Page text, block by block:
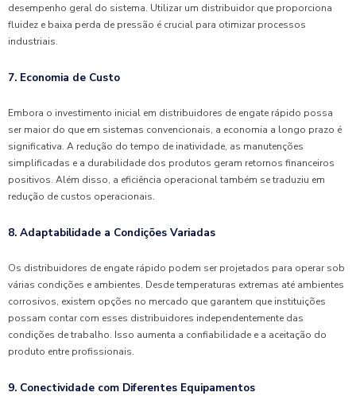
desempenho geral do sistema. Utilizar um distribuidor que proporciona
fluidez e baixa perda de pressão é crucial para otimizar processos
industriais.
7. Economia de Custo
Embora o investimento inicial em distribuidores de engate rápido possa
ser maior do que em sistemas convencionais, a economia a longo prazo é
significativa. A redução do tempo de inatividade, as manutenções
simplificadas e a durabilidade dos produtos geram retornos financeiros
positivos. Além disso, a eficiência operacional também se traduziu em
redução de custos operacionais.
8. Adaptabilidade a Condições Variadas
Os distribuidores de engate rápido podem ser projetados para operar sob
várias condições e ambientes. Desde temperaturas extremas até ambientes
corrosivos, existem opções no mercado que garantem que instituições
possam contar com esses distribuidores independentemente das
condições de trabalho. Isso aumenta a confiabilidade e a aceitação do
produto entre profissionais.
9. Conectividade com Diferentes Equipamentos